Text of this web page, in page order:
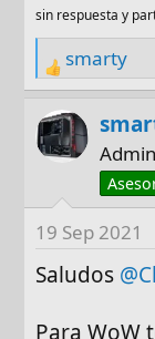
sin respuesta y
R
e
a
c
o
n
s
smarty
19 Sep 2021
Saludos
Para WoW